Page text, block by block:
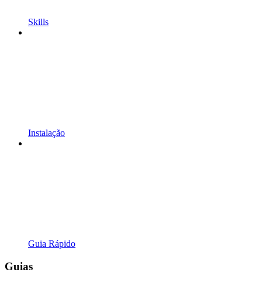
Skills
Instalação
Guia Rápido
Guias